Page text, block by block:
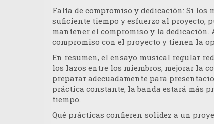
Falta de compromiso y dedicación: Si los
suficiente tiempo y esfuerzo al proyecto,
mantener el compromiso y la
compromiso con el proyecto y tienen la
En resumen, el ensayo musical regular
los lazos entre los miembros, mejorar la
preparar adecuadamente para
práctica constante, la banda estará más
tiempo.
Qué prácticas confieren solidez a un